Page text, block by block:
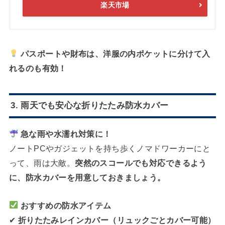
楽天市場
パスポートや財布は、洋服の内ポケットに分けて入
れるのも有効！
3. 雨天でも安心な折りたたみ防水カバー
急な雨や水濡れ対策に！
ノートPCやガジェットを持ち歩くノマドワーカーにと
って、雨は大敵。 突然のスコールでも対応できるよう
に、防水カバーを用意しておきましょう。
おすすめの防水アイテム
✔ 折りたたみレインカバー（リュックごとカバー可能）